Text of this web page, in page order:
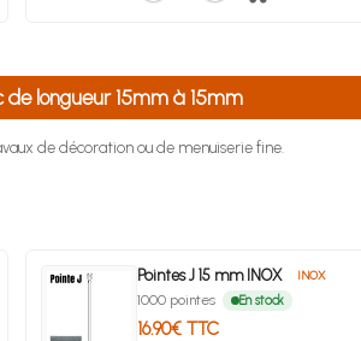
de longueur 15mm à 15mm
de décoration ou de menuiserie fine.
Pointes J 15 mm INOX INOX
1000 pointes En stock
16.90€ TTC